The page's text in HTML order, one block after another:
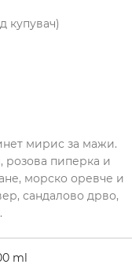
купувач)
мирис за мажи.
розова пиперка и
морско оревче и
сандалово дрво,
ml